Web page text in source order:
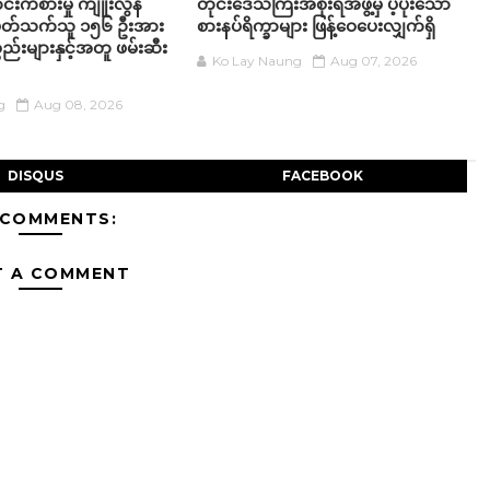
တ်သက်သူ ၁၅၆ ဦးအား
းများနှင့်အတူ ဖမ်းဆီး
Aug 08, 2026
စားနပ်ရိက္ခာများ ဖြန့်ဝေပေးလျှက်ရှိ
Ko Lay Naung Aug 07, 2026
DISQUS FACEBOOK
A COMMENT